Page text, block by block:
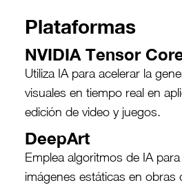
Plataformas
NVIDIA Tensor
Utiliza IA para acelerar la
visuales en tiempo real en
edición de video y juegos.
DeepArt
Emplea algoritmos de IA
imágenes estáticas en obras